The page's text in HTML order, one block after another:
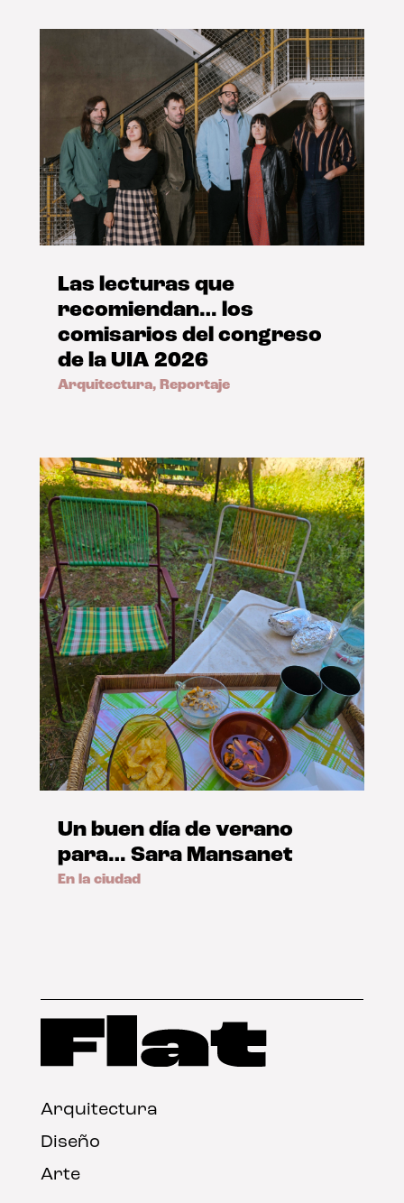
Las lecturas que
recomiendan… los
comisarios del congreso
de la UIA 2026
Arquitectura, Reportaje
Un buen día de verano
para… Sara Mansanet
En la ciudad
Arquitectura
Diseño
Arte